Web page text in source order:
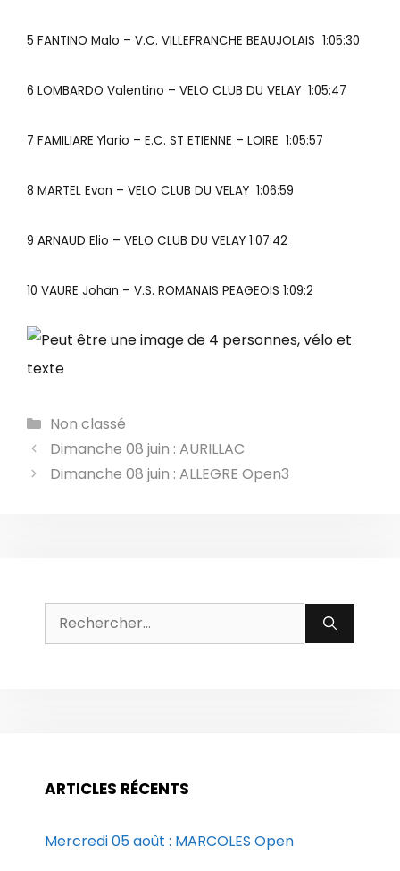
5 FANTINO Malo – V.C. VILLEFRANCHE BEAUJOLAIS 1:05:30
6 LOMBARDO Valentino – VELO CLUB DU VELAY 1:05:47
7 FAMILIARE Ylario – E.C. ST ETIENNE – LOIRE 1:05:57
8 MARTEL Evan – VELO CLUB DU VELAY 1:06:59
9 ARNAUD Elio – VELO CLUB DU VELAY 1:07:42
10 VAURE Johan – V.S. ROMANAIS PEAGEOIS 1:09:2
Catégories
Non classé
Dimanche 08 juin : AURILLAC
Dimanche 08 juin : ALLEGRE Open3
Rechercher :
ARTICLES RÉCENTS
Mercredi 05 août : MARCOLES Open